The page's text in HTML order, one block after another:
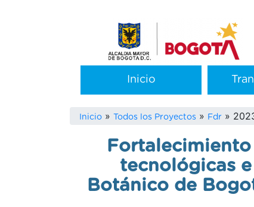
navigation
Inicio
Sobrescribir
enlaces
ayuda
a
Inicio Todos los Proyectos Fdr
tecnológicas
Botánico de